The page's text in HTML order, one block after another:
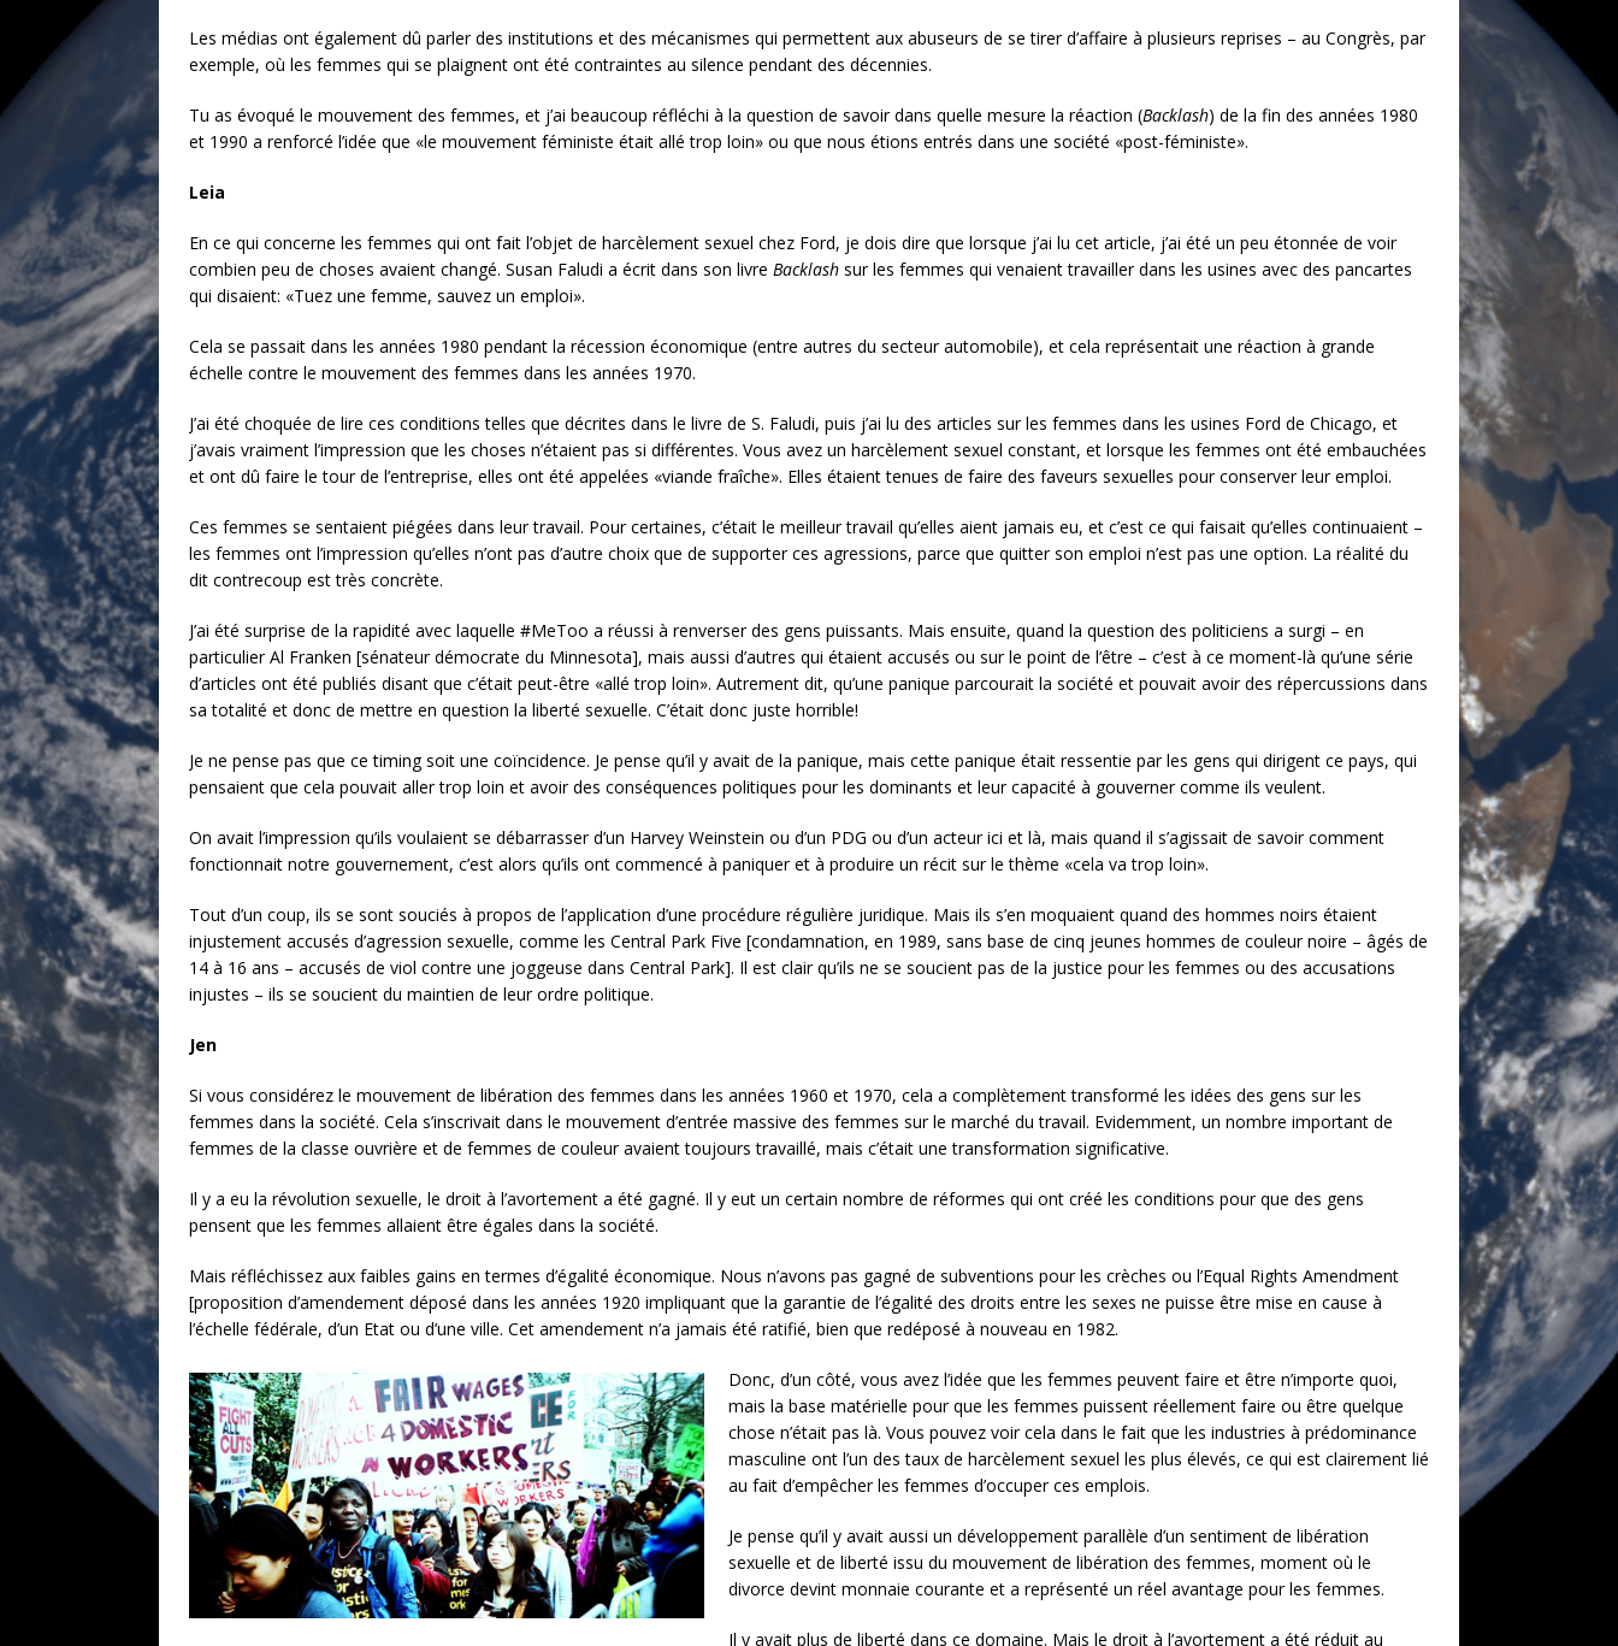
Les médias ont également dû parler des institutions et des mécanismes qui permettent aux abuseurs de se tirer d’affaire à plusieurs reprises – au Congrès, par
exemple, où les femmes qui se plaignent ont été contraintes au silence pendant des décennies.
Tu as évoqué le mouvement des femmes, et j’ai beaucoup réfléchi à la question de savoir dans quelle mesure la réaction (Backlash) de la fin des années 1980
et 1990 a renforcé l’idée que «le mouvement féministe était allé trop loin» ou que nous étions entrés dans une société «post-féministe».
Leia
En ce qui concerne les femmes qui ont fait l’objet de harcèlement sexuel chez Ford, je dois dire que lorsque j’ai lu cet article, j’ai été un peu étonnée de voir
combien peu de choses avaient changé. Susan Faludi a écrit dans son livre Backlash sur les femmes qui venaient travailler dans les usines avec des pancartes
qui disaient: «Tuez une femme, sauvez un emploi».
Cela se passait dans les années 1980 pendant la récession économique (entre autres du secteur automobile), et cela représentait une réaction à grande
échelle contre le mouvement des femmes dans les années 1970.
J’ai été choquée de lire ces conditions telles que décrites dans le livre de S. Faludi, puis j’ai lu des articles sur les femmes dans les usines Ford de Chicago, et
j’avais vraiment l’impression que les choses n’étaient pas si différentes. Vous avez un harcèlement sexuel constant, et lorsque les femmes ont été embauchées
et ont dû faire le tour de l’entreprise, elles ont été appelées «viande fraîche». Elles étaient tenues de faire des faveurs sexuelles pour conserver leur emploi.
Ces femmes se sentaient piégées dans leur travail. Pour certaines, c’était le meilleur travail qu’elles aient jamais eu, et c’est ce qui faisait qu’elles continuaient –
les femmes ont l’impression qu’elles n’ont pas d’autre choix que de supporter ces agressions, parce que quitter son emploi n’est pas une option. La réalité du
dit contrecoup est très concrète.
J’ai été surprise de la rapidité avec laquelle #MeToo a réussi à renverser des gens puissants. Mais ensuite, quand la question des politiciens a surgi – en
particulier Al Franken [sénateur démocrate du Minnesota], mais aussi d’autres qui étaient accusés ou sur le point de l’être – c’est à ce moment-là qu’une série
d’articles ont été publiés disant que c’était peut-être «allé trop loin». Autrement dit, qu’une panique parcourait la société et pouvait avoir des répercussions dans
sa totalité et donc de mettre en question la liberté sexuelle. C’était donc juste horrible!
Je ne pense pas que ce timing soit une coïncidence. Je pense qu’il y avait de la panique, mais cette panique était ressentie par les gens qui dirigent ce pays, qui
pensaient que cela pouvait aller trop loin et avoir des conséquences politiques pour les dominants et leur capacité à gouverner comme ils veulent.
On avait l’impression qu’ils voulaient se débarrasser d’un Harvey Weinstein ou d’un PDG ou d’un acteur ici et là, mais quand il s’agissait de savoir comment
fonctionnait notre gouvernement, c’est alors qu’ils ont commencé à paniquer et à produire un récit sur le thème «cela va trop loin».
Tout d’un coup, ils se sont souciés à propos de l’application d’une procédure régulière juridique. Mais ils s’en moquaient quand des hommes noirs étaient
injustement accusés d’agression sexuelle, comme les Central Park Five [condamnation, en 1989, sans base de cinq jeunes hommes de couleur noire – âgés de
14 à 16 ans – accusés de viol contre une joggeuse dans Central Park]. Il est clair qu’ils ne se soucient pas de la justice pour les femmes ou des accusations
injustes – ils se soucient du maintien de leur ordre politique.
Jen
Si vous considérez le mouvement de libération des femmes dans les années 1960 et 1970, cela a complètement transformé les idées des gens sur les
femmes dans la société. Cela s’inscrivait dans le mouvement d’entrée massive des femmes sur le marché du travail. Evidemment, un nombre important de
femmes de la classe ouvrière et de femmes de couleur avaient toujours travaillé, mais c’était une transformation significative.
Il y a eu la révolution sexuelle, le droit à l’avortement a été gagné. Il y eut un certain nombre de réformes qui ont créé les conditions pour que des gens
pensent que les femmes allaient être égales dans la société.
Mais réfléchissez aux faibles gains en termes d’égalité économique. Nous n’avons pas gagné de subventions pour les crèches ou l’Equal Rights Amendment
[proposition d’amendement déposé dans les années 1920 impliquant que la garantie de l’égalité des droits entre les sexes ne puisse être mise en cause à
l’échelle fédérale, d’un Etat ou d’une ville. Cet amendement n’a jamais été ratifié, bien que redéposé à nouveau en 1982.
Donc, d’un côté, vous avez l’idée que les femmes peuvent faire et être n’importe quoi,
mais la base matérielle pour que les femmes puissent réellement faire ou être quelque
chose n’était pas là. Vous pouvez voir cela dans le fait que les industries à prédominance
masculine ont l’un des taux de harcèlement sexuel les plus élevés, ce qui est clairement lié
au fait d’empêcher les femmes d’occuper ces emplois.
Je pense qu’il y avait aussi un développement parallèle d’un sentiment de libération
sexuelle et de liberté issu du mouvement de libération des femmes, moment où le
divorce devint monnaie courante et a représenté un réel avantage pour les femmes.
Il y avait plus de liberté dans ce domaine. Mais le droit à l’avortement a été réduit au